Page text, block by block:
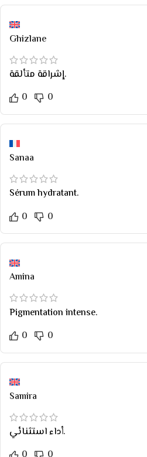
Ghizlane
إشراقة متألقة.
0
0
Sanaa
Sérum hydratant.
0
0
Amina
Pigmentation intense.
0
0
Samira
أداء استثنائي.